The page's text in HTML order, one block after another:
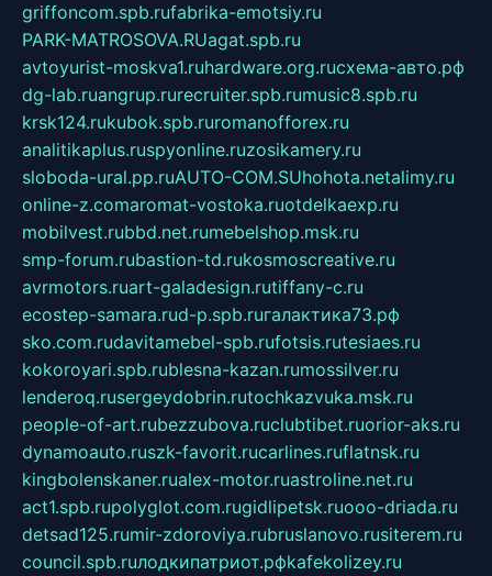
griffoncom.spb.rufabrika-emotsiy.ru
PARK-MATROSOVA.RUagat.spb.ru
avtoyurist-moskva1.ruhardware.org.ruсхема-авто.рф
dg-lab.ruangrup.rurecruiter.spb.rumusic8.spb.ru
krsk124.rukubok.spb.ruromanofforex.ru
analitikaplus.ruspyonline.ruzosikamery.ru
sloboda-ural.pp.ruAUTO-COM.SUhohota.netalimy.ru
online-z.comaromat-vostoka.ruotdelkaexp.ru
mobilvest.rubbd.net.rumebelshop.msk.ru
smp-forum.rubastion-td.rukosmoscreative.ru
avrmotors.ruart-galadesign.rutiffany-c.ru
ecostep-samara.rud-p.spb.ruгалактика73.рф
sko.com.rudavitamebel-spb.rufotsis.rutesiaes.ru
kokoroyari.spb.rublesna-kazan.rumossilver.ru
lenderoq.rusergeydobrin.rutochkazvuka.msk.ru
people-of-art.rubezzubova.ruclubtibet.ruorior-aks.ru
dynamoauto.ruszk-favorit.rucarlines.ruflatnsk.ru
kingbolenskaner.rualex-motor.ruastroline.net.ru
act1.spb.rupolyglot.com.rugidlipetsk.ruooo-driada.ru
detsad125.rumir-zdoroviya.rubruslanovo.rusiterem.ru
council.spb.ruлодкипатриот.рфkafekolizey.ru